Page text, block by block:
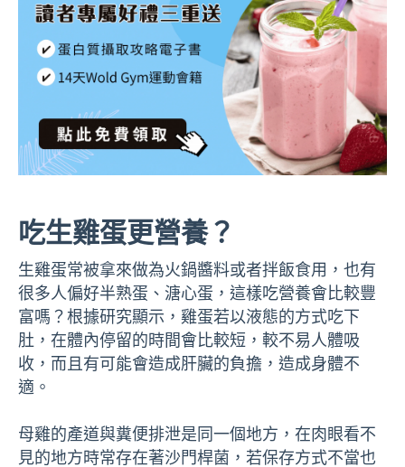
吃生雞蛋更營養？
生雞蛋常被拿來做為火鍋醬料或者拌飯食用，也有
很多人偏好半熟蛋、溏心蛋，這樣吃營養會比較豐
富嗎？根據研究顯示，雞蛋若以液態的方式吃下
肚，在體內停留的時間會比較短，較不易人體吸
收，而且有可能會造成肝臟的負擔，造成身體不
適。
母雞的產道與糞便排泄是同一個地方，在肉眼看不
見的地方時常存在著沙門桿菌，若保存方式不當也